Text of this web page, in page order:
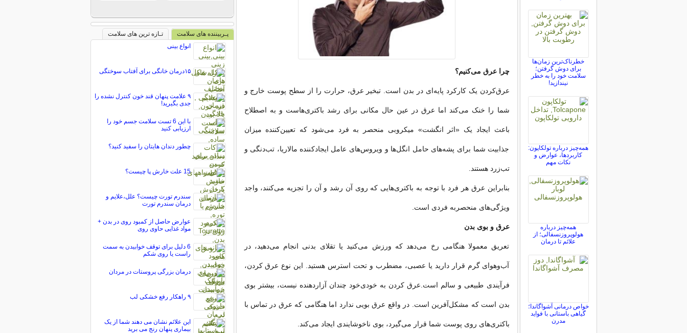
چرا عرق می‌کنیم؟
عرق‌کردن یک کارکرد پایه‌ای در بدن است. تبخیر‌ عرق، حرارت را از سطح پوست خارج و
شما را خنک می‌کند اما عرق در عین حال مکانی برای رشد باکتری‌هاست و به اصطلاح
باعث ایجاد یک «اثر انگشت» میکروبی منحصر به فرد می‌شود که تعیین‌کننده میزان
جذابیت شما برای پشه‌های حامل انگل‌ها و ویروس‌های عامل ایجاد‌کننده مالاریا، تب‌دنگی و
تب‌زرد هستند.
بنابراین عرق هر فرد با توجه به باکتری‌هایی که روی آن رشد و آن را تجزیه می‌کنند، واجد
ویژگی‌های منحصربه فردی است.
عرق و بوی بدن
تعریق معمولا هنگامی رخ می‌دهد که ورزش می‌کنید یا تقلای بدنی انجام می‌دهید، در
آب‌و‌هوای گرم قرار دارید یا عصبی، مضطرب و تحت استرس هستید. این نوع عرق کردن،
فرآیندی طبیعی و سالم است.عرق کردن به خودی‌خود چندان آزاردهنده نیست، بیشتر بوی
بدن است که مشکل‌آفرین است. در واقع عرق بویی ندارد اما هنگامی که عرق در تماس با
باکتری‌های روی پوست شما قرار می‌گیرد، بوی ناخوشایندی ایجاد می‌کند.
خطرناک‌ترین زمان‌ها
برای دوش گرفتن؛
سلامت خود را به خطر
نیندازید!
همه‌چیز درباره تولکاپون:
کاربردها، عوارض و
نکات مهم
همه‌چیز درباره
هولوپروزنسفالی؛ از
علائم تا درمان
خواص درمانی آشواگاندا؛
گیاهی باستانی با فواید
مدرن
پـربیننده های سلامت
تـازه ترین های سلامت
انواع بینی
۱۵درمان خانگی برای آفتاب سوختگی
۹ علامت پنهان قند خون کنترل نشده را
جدی بگیرید!
با این 6 تست سلامت جسم خود را
ارزیابی کنید
چطور دندان هایتان را سفید کنید؟
15 علت خارش پا چیست؟
سندرم تورت چیست؟ علل،علایم و
درمان سندرم تورت
عوارض حاصل از کمبود روی در بدن +
مواد غذایی حاوی روی
6 دلیل برای توقف خوابیدن به سمت
راست یا روی شکم
درمان بزرگی پروستات در مردان
۹ راهکار رفع خشکی لب
این علائم نشان می دهند شما از یک
بیماری پنهان رنج می برید